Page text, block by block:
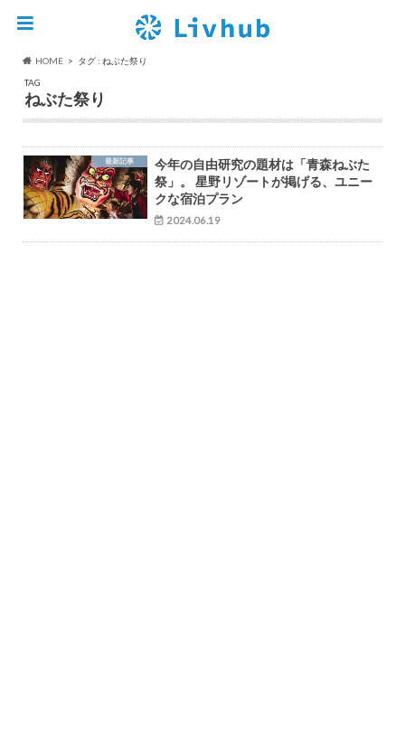
HOME
タグ : ねぶた祭り
TAG
ねぶた祭り
最新記事
今年の自由研究の題材は「青森ねぶた
祭」。 星野リゾートが掲げる、ユニー
クな宿泊プラン
2024.06.19